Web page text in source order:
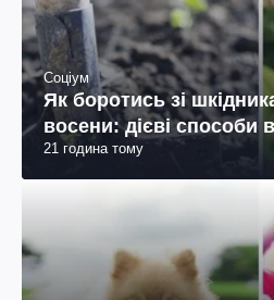
Соціум
Як боротись зі
восени: дієві способи
21 година тому